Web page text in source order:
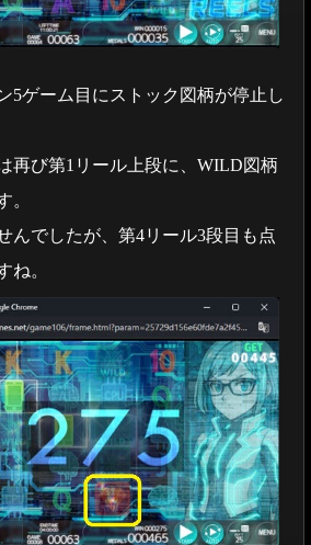
5ゲーム目にストック図柄が停止し
再び第1リール上段に、WILD図柄
。
んでしたが、第4リール3段目も点
ね。